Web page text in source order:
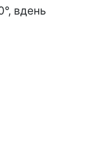
вдень